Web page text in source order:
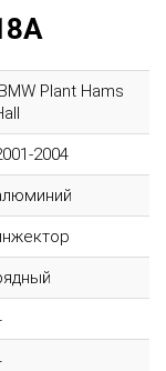
BMW Plant Hams
2004